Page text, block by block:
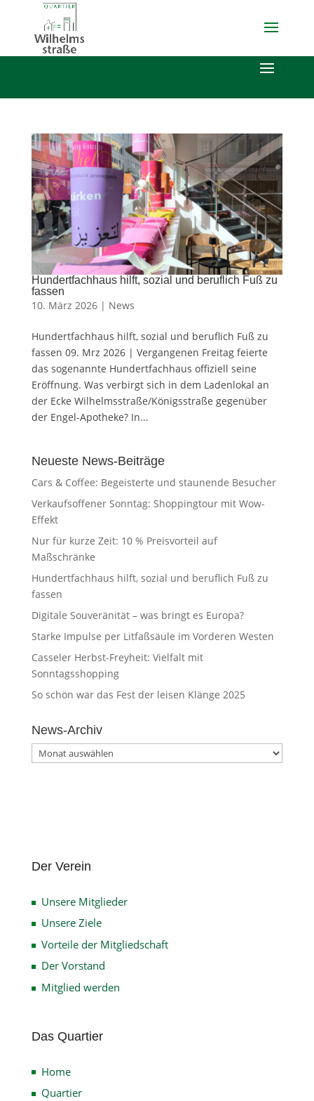
Hundertfachhaus hilft, sozial und beruflich Fuß zu
fassen
10. März 2026 | News
Hundertfachhaus hilft, sozial und beruflich Fuß zu
fassen 09. Mrz 2026 | Vergangenen Freitag feierte
das sogenannte Hundertfachhaus offiziell seine
Eröffnung. Was verbirgt sich in dem Ladenlokal an
der Ecke Wilhelmsstraße/Königsstraße gegenüber
der Engel-Apotheke? In...
Neueste News-Beiträge
Cars & Coffee: Begeisterte und staunende Besucher
Verkaufsoffener Sonntag: Shoppingtour mit Wow-
Effekt
Nur für kurze Zeit: 10 % Preisvorteil auf
Maßschränke
Hundertfachhaus hilft, sozial und beruflich Fuß zu
fassen
Digitale Souveränität – was bringt es Europa?
Starke Impulse per Litfaßsäule im Vorderen Westen
Casseler Herbst-Freyheit: Vielfalt mit
Sonntagsshopping
So schön war das Fest der leisen Klänge 2025
News-Archiv
News-
Archiv
Der Verein
Unsere Mitglieder
Unsere Ziele
Vorteile der Mitgliedschaft
Der Vorstand
Mitglied werden
Das Quartier
Home
Quartier